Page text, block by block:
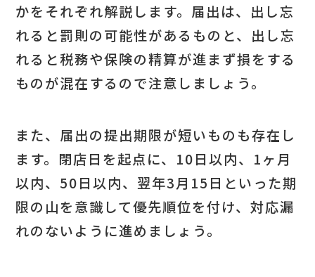
かをそれぞれ解説します。届出は、出し忘
れると罰則の可能性があるものと、出し忘
れると税務や保険の精算が進まず損をする
ものが混在するので注意しましょう。
また、届出の提出期限が短いものも存在し
ます。閉店日を起点に、10日以内、1ヶ月
以内、50日以内、翌年3月15日といった期
限の山を意識して優先順位を付け、対応漏
れのないように進めましょう。